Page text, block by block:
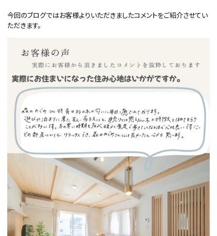
今回のブログではお客様よりいただきましたコメントをご紹介させてい
ただきます。